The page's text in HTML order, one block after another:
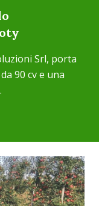
Srl, porta
90 cv e una